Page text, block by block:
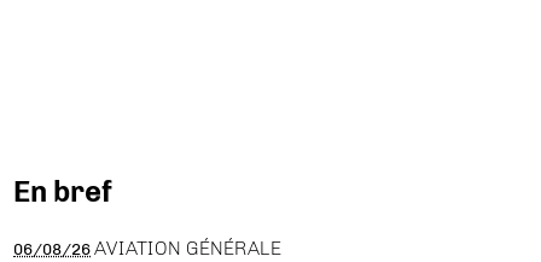
En bref
06/08/26 AVIATION GÉNÉRALE